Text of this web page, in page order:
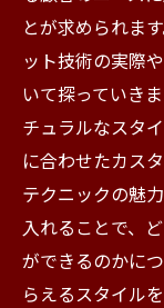
とが求められま
ット技術の実際
いて探っていき
チュラルなスタ
に合わせたカス
テクニックの魅
入れることで、
ができるのかに
らえるスタイル